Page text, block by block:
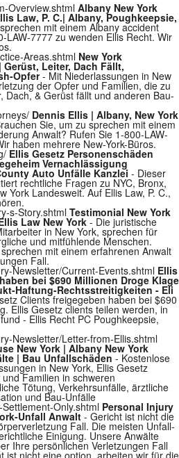
Overview.shtml Albany New York
Law, P. C.| Albany, Poughkeepsie,
mit einem Albany accident
LAW-7777 zu wenden Ellis Recht. Wir
Areas.shtml New York
Leiter, Dach Fällt,
Opfer- Mit Niederlassungen in New
der Opfer und Familien, die zu
Dach, & Gerüst fällt und anderen Bau-
Dennis Ellis | Albany, New York
Sie, um zu sprechen mit einem
Anwalt? Rufen Sie 1-800-LAW-
haben mehrere New-York-Büros.
Ellis Gesetz Personenschäden
Vernachlässigung
Auto Unfälle Kanzlei - Dieser
rechtliche Fragen zu NYC, Bronx,
York Landesweit. Auf Ellis Law, P. C.,
s-Story.shtml Testimonial New York
Law New York - Die juristische
in New York, sprechen für
und mitfühlende Menschen.
mit einem erfahrenen Anwalt
Fall.
Newsletter/Current-Events.shtml Ellis
bei $690 Millionen Droge Klage
Haftung-Rechtsstreitigkeiten - Eli
Clients freigegeben haben bei $690
Ellis Gesetz clients teilen werden, in
- Ellis Recht PC Poughkeepsie,
Newsletter/Letter-from-Ellis.shtml
New York | Albany New York
| Bau Unfallschäden - Kostenlose
in New York, Ellis Gesetz
Familien in schweren
Tötung, Verkehrsunfälle, ärztliche
und Bau-Unfälle
Only.shtml Personal Injury
Unfall Anwalt - Gericht ist nicht die
Fall. Die meisten Unfall-
Einigung. Unsere Anwälte
Ihre persönlichen Verletzungen Fall
ist nicht eine option, arbeiten wir für die